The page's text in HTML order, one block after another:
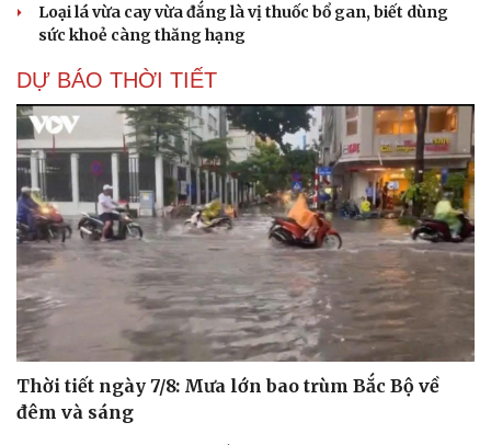
Cải chính
Loại lá vừa cay vừa đắng là vị thuốc bổ gan, biết dùng
sức khoẻ càng thăng hạng
DỰ BÁO THỜI TIẾT
Thời tiết ngày 7/8: Mưa lớn bao trùm Bắc Bộ về
đêm và sáng